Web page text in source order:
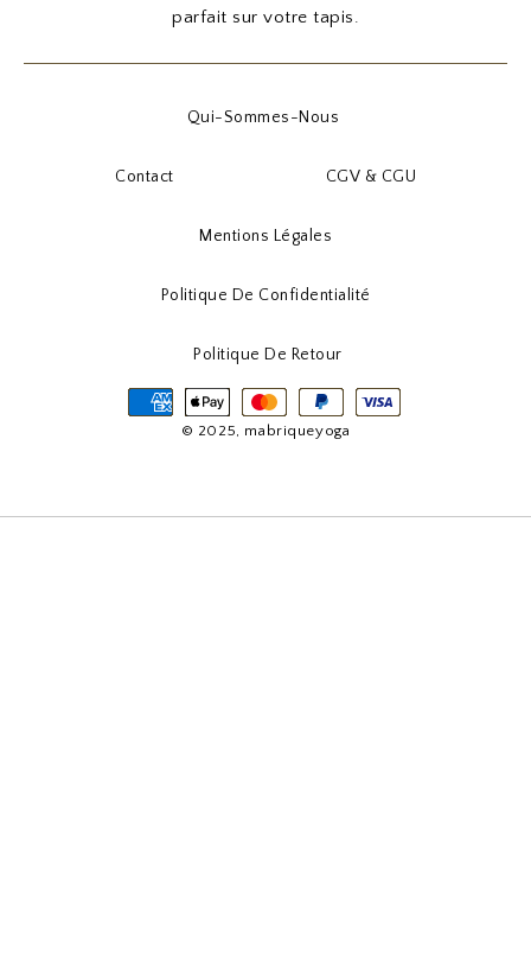
parfait sur votre tapis.
Qui-Sommes-Nous
Contact CGV & CGU
Mentions Légales
Politique De Confidentialité
Politique De Retour
© 2025, mabriqueyoga